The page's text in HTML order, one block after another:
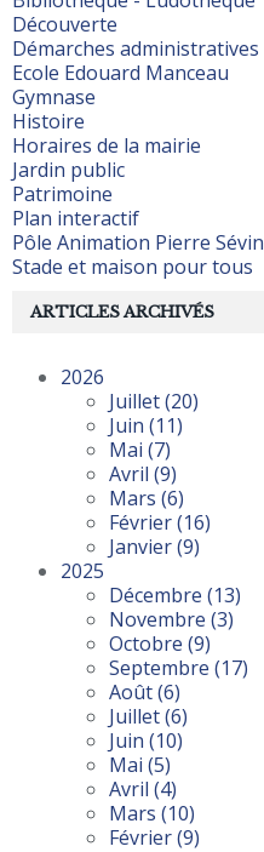
Découverte
Démarches administratives
Ecole Edouard Manceau
Gymnase
Histoire
Horaires de la mairie
Jardin public
Patrimoine
Plan interactif
Pôle Animation Pierre Sévin
Stade et maison pour tous
ARTICLES ARCHIVÉS
2026
Juillet(20)
Juin (11)
Mai (7)
Avril (9)
Mars (6)
Février(16)
Janvier(9)
2025
Décembre (13)
Novembre (3)
Octobre (9)
Septembre (17)
Août(6)
Juillet(6)
Juin (10)
Mai (5)
Avril (4)
Mars (10)
Février(9)